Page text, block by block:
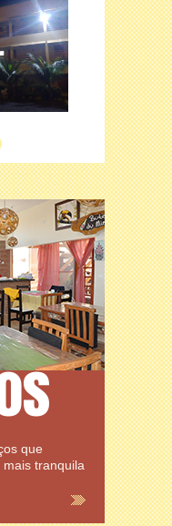
que
tranquila